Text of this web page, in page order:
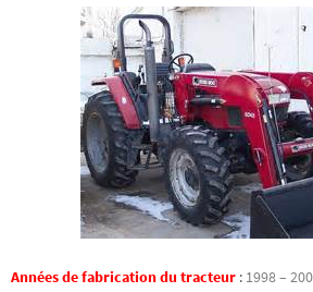
Années de fabrication du tracteur : 1998 –